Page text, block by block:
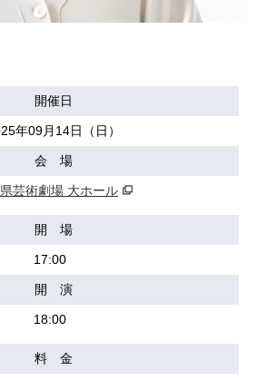
開催日
年09月14日（日）
会 場
芸術劇場 大ホール
開 場
17:00
開 演
18:00
料 金